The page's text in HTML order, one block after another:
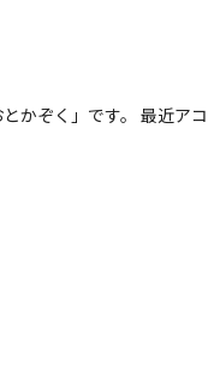
かぞく」です。 最近アコ